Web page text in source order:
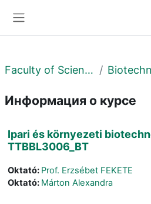
Faculty of Science and Technology
Информация о курсе
Ipari és környezeti
TTBBL3006_BT
Oktató: Prof. Erzsébet FEKETE
Oktató: Márton Alexandra